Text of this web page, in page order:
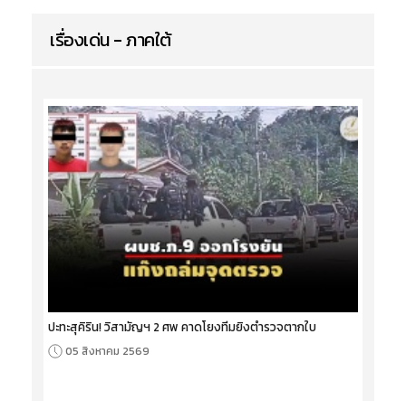
เรื่องเด่น - ภาคใต้
ปะทะสุคิริน! วิสามัญฯ 2 ศพ คาดโยงทีมยิงตำรวจตากใบ
05 สิงหาคม 2569